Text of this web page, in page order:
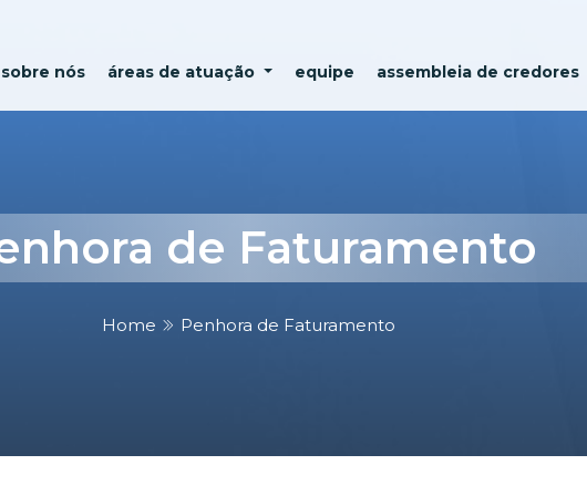
sobre nós áreas de atuação equipe assembleia de credores
de Faturamento
Home Penhora de Faturamento